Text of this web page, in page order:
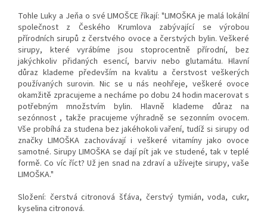
Tohle Luky a Jeňa o své LIMOŠCE říkají: "LIMOŠKA je malá lokální
společnost z Českého Krumlova zabývající se výrobou
přírodních sirupů z čerstvého ovoce a čerstvých bylin. Veškeré
sirupy, které vyrábíme jsou stoprocentně přírodní, bez
jakýchkoliv přidaných esencí, barviv nebo glutamátu. Hlavní
důraz klademe především na kvalitu a čerstvost veškerých
používaných surovin. Nic se u nás neohřeje, veškeré ovoce
okamžitě zpracujeme a necháme po dobu 24 hodin macerovat s
potřebným množstvím bylin. Hlavně klademe důraz na
sezónnost , takže pracujeme výhradně se sezonním ovocem.
Vše probíhá za studena bez jakéhokoli vaření, tudíž si sirupy od
značky LIMOŠKA zachovávají i veškeré vitamíny jako ovoce
samotné. Sirupy LIMOŠKA se dají pít jak ve studené, tak v teplé
formě. Co víc říct? Už jen snad na zdraví a užívejte sirupy, vaše
LIMOŠKA."
Složení: čerstvá citronová šťáva, čerstvý tymián, voda, cukr,
kyselina citronová.